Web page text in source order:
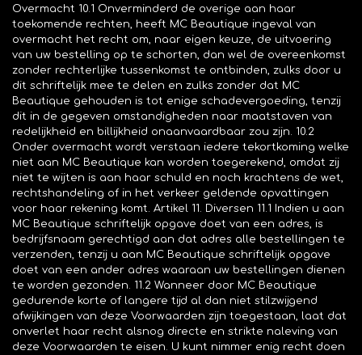
Overmacht 10.1 Onverminderd de overige aan haar
toekomende rechten, heeft MC Beautique ingeval van
overmacht het recht om, naar eigen keuze, de uitvoering
van uw bestelling op te schorten, dan wel de overeenkomst
zonder rechterlijke tussenkomst te ontbinden, zulks door u
dit schriftelijk mee te delen en zulks zonder dat MC
Beautique gehouden is tot enige schadevergoeding, tenzij
dit in de gegeven omstandigheden naar maatstaven van
redelijkheid en billijkheid onaanvaardbaar zou zijn. 10.2
Onder overmacht wordt verstaan iedere tekortkoming welke
niet aan MC Beautique kan worden toegerekend, omdat zij
niet te wijten is aan haar schuld en noch krachtens de wet,
rechtshandeling of in het verkeer geldende opvattingen
voor haar rekening komt. Artikel 11. Diversen 11.1 Indien u aan
MC Beautique schriftelijk opgave doet van een adres, is
bedrijfsnaam gerechtigd aan dat adres alle bestellingen te
verzenden, tenzij u aan MC Beautique schriftelijk opgave
doet van een ander adres waaraan uw bestellingen dienen
te worden gezonden. 11.2 Wanneer door MC Beautique
gedurende korte of langere tijd al dan niet stilzwijgend
afwijkingen van deze Voorwaarden zijn toegestaan, laat dat
onverlet haar recht alsnog directe en strikte naleving van
deze Voorwaarden te eisen. U kunt nimmer enig recht doen